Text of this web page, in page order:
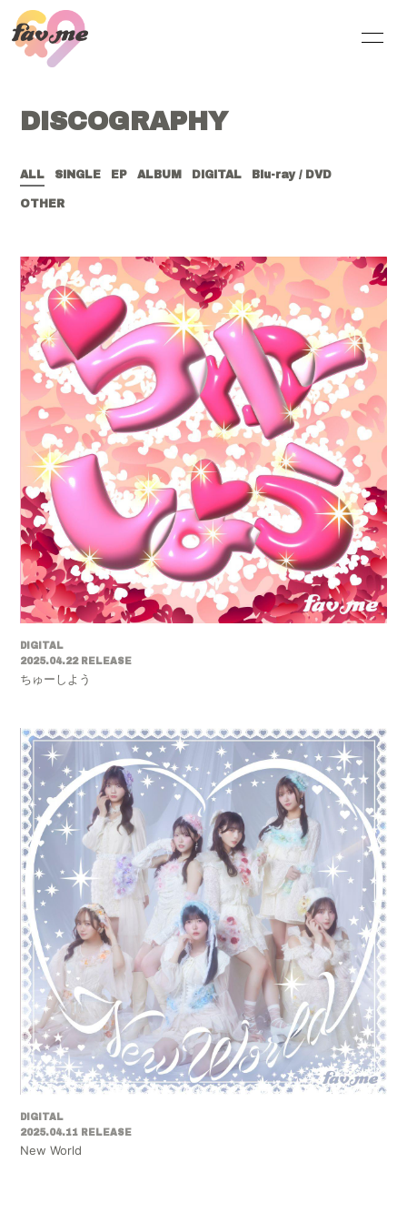
SCHEDULE PROFILE
VIDEO DISCOGRAPHY
無料会員登録 ログイン
DISCOGRAPHY
ALL SINGLE EP ALBUM DIGITAL Blu-ray / DVD
OTHER
DIGITAL
2025.04.22 RELEASE
ちゅーしよう
DIGITAL
2025.04.11 RELEASE
New World